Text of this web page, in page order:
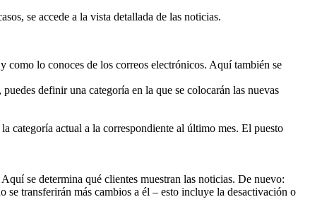
se accede a la vista detallada de las noticias.
lo conoces de los correos electrónicos. Aquí también se
definir una categoría en la que se colocarán las nuevas
categoría actual a la correspondiente al último mes. El puesto
se determina qué clientes muestran las noticias. De nuevo:
se transferirán más cambios a él – esto incluye la desactivación o